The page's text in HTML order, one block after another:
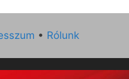
• Rólunk